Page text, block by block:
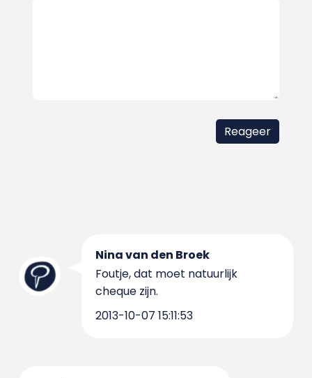
Nina van den Broek
Foutje, dat moet natuurlijk
cheque zijn.
2013-10-07 15:11:53